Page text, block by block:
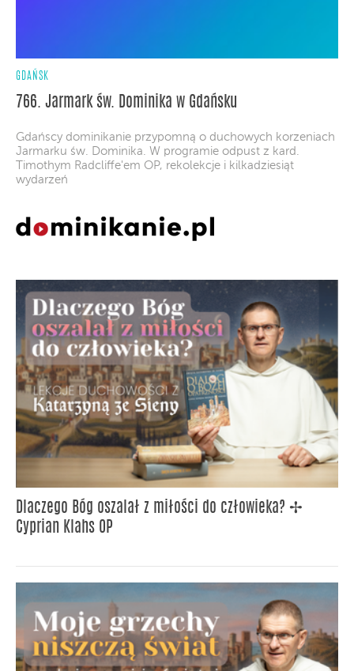
GDAŃSK
766. Jarmark św. Dominika w Gdańsku
Gdańscy dominikanie przypomną o duchowych korzeniach
Jarmarku św. Dominika. W programie odpust z kard.
Timothym Radcliffe'em OP, rekolekcje i kilkadziesiąt
wydarzeń
Dlaczego Bóg oszalał z miłości do człowieka? ✢
Cyprian Klahs OP